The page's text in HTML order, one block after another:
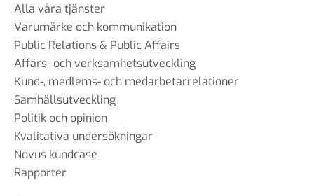
Alla våra tjänster
Varumärke och kommunikation
Public Relations & Public Affairs
Affärs- och verksamhetsutveckling
Kund-, medlems- och medarbetarrelationer
Samhällsutveckling
Politik och opinion
Kvalitativa undersökningar
Novus kundcase
Rapporter